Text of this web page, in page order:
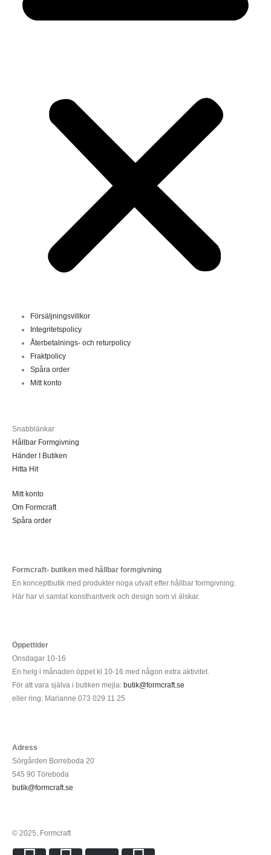
Försäljningsvillkor
Integritetspolicy
Återbetalnings- och returpolicy
Fraktpolicy
Spåra order
Mitt konto
Snabblänkar
Hållbar Formgivning
Händer I Butiken
Hitta Hit
Mitt konto
Om Formcraft
Spåra order
Formcraft- butiken med hållbar formgivning
En konceptbutik med produkter noga utvalt efter hållbar formgivning.
Här har vi samlat konsthantverk och design som vi älskar.
Öppettider
Onsdagar 10-16
En helg i månaden öppet kl 10-16 med någon extra aktivitet.
För att vara själva i butiken mejla: butik@formcraft.se
eller ring: Marianne 073 029 11 25
Adress
Sörgården Borreboda 20
545 90 Töreboda
butik@formcraft.se
© 2025, Formcraft